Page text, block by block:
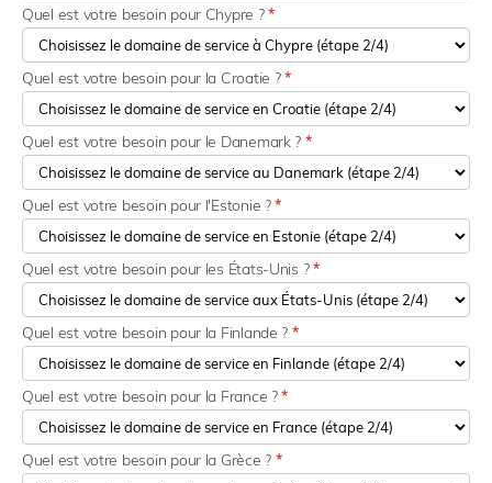
Quel est votre besoin pour Chypre ?*
Quel est votre besoin pour la Croatie ?*
Quel est votre besoin pour le Danemark ? *
Quel est votre besoin pour l'Estonie ?*
Quel est votre besoin pour les États-Unis ?*
Quel est votre besoin pour la Finlande ? *
Quel est votre besoin pour la France ?*
Quel est votre besoin pour la Grèce ? *